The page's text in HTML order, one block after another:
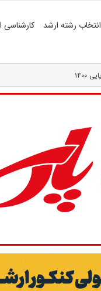
رشته ارشد کارشناسی
۱۴۰۰